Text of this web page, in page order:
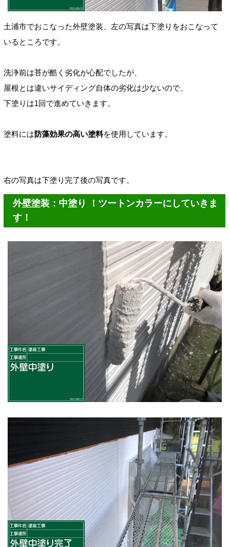
土浦市でおこなった外壁塗装 、左の写真は下塗りをおこなって
いるところです。
洗浄前は苔が酷く劣化が心配でしたが、
屋根とは違いサイディング自体の劣化は少ないので、
下塗りは1回で進めていきます。
塗料には防藻効果の高い塗料を使用しています。
右の写真は下塗り完了後の写真です。
外壁塗装：中塗り ！ツートンカラーにしていきま
す！